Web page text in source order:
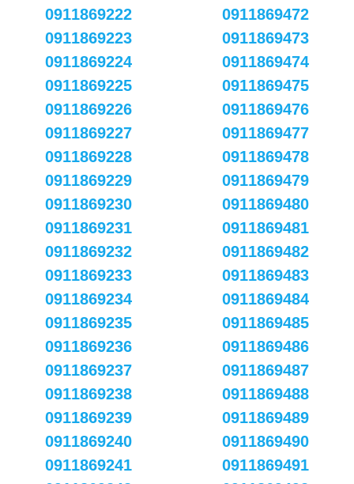
0911869222
0911869223
0911869224
0911869225
0911869226
0911869227
0911869228
0911869229
0911869230
0911869231
0911869232
0911869233
0911869234
0911869235
0911869236
0911869237
0911869238
0911869239
0911869240
0911869241
0911869472
0911869473
0911869474
0911869475
0911869476
0911869477
0911869478
0911869479
0911869480
0911869481
0911869482
0911869483
0911869484
0911869485
0911869486
0911869487
0911869488
0911869489
0911869490
0911869491